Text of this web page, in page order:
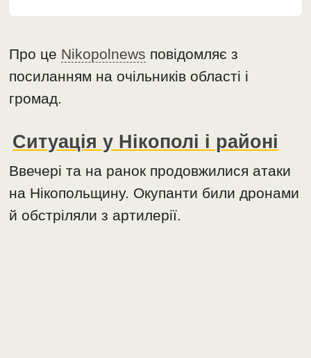
Про це Nikopolnews повідомляє з
посиланням на очільників області і
громад.
Ситуація у Нікополі і районі
Ввечері та на ранок продовжилися атаки
на Нікопольщину. Окупанти били дронами
й обстріляли з артилерії.